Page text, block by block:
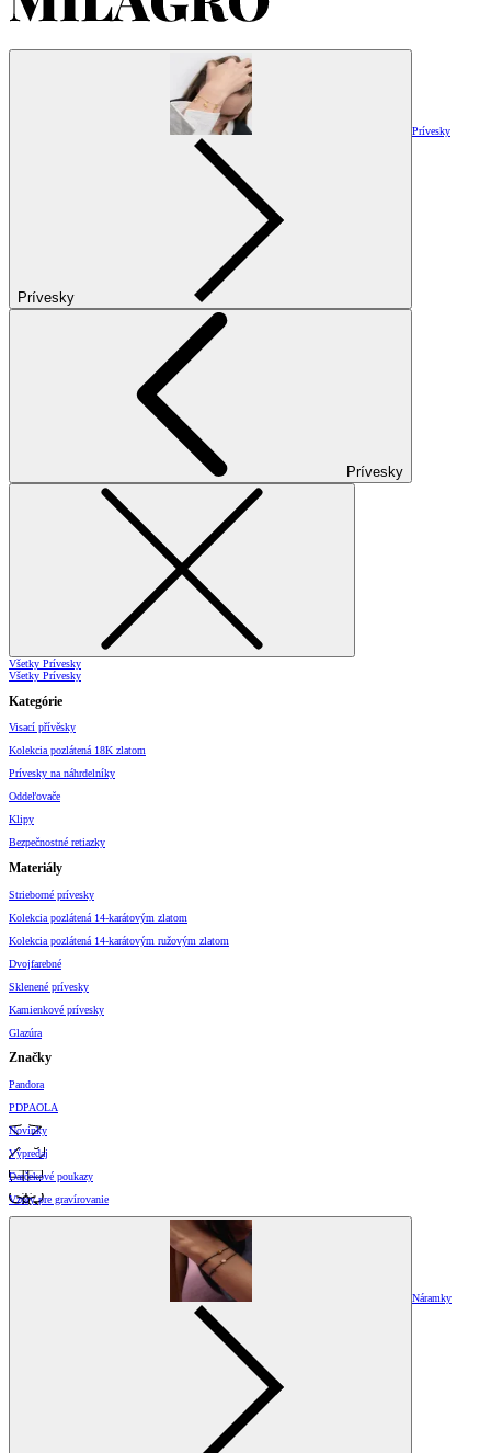
Prívesky
Prívesky
Prívesky
Všetky Prívesky
Všetky Prívesky
Kategórie
Visací přívěsky
Kolekcia pozlátená 18K zlatom
Prívesky na náhrdelníky
Oddeľovače
Klipy
Bezpečnostné retiazky
Materiály
Strieborné prívesky
Kolekcia pozlátená 14-karátovým zlatom
Kolekcia pozlátená 14-karátovým ružovým zlatom
Dvojfarebné
Sklenené prívesky
Kamienkové prívesky
Glazúra
Značky
Pandora
PDPAOLA
Novinky
Výpredaj
Darčekové poukazy
Vzory pre gravírovanie
Náramky